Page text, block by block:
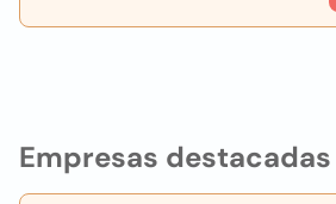
Empresas destacadas